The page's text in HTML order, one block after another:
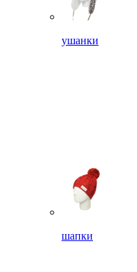
ушанки
шапки